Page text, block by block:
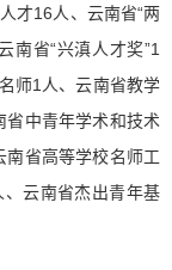
才16人、云南省“两
南省“兴滇人才奖”1
师1人、云南省教学
省中青年学术和技术
省高等学校名师工
云南省杰出青年基